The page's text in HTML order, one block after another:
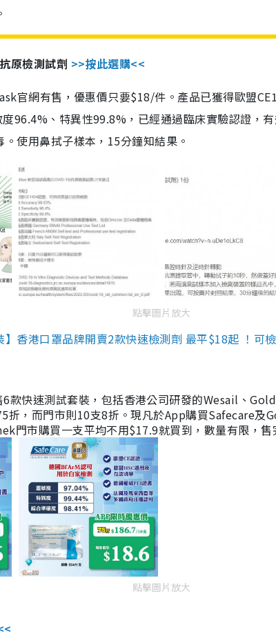
原檢測試劑 >>按此選購<<
官網有售，優惠價只要$18/件。產品已獲得歐盟
96.4%、特異性99.8%，已經通過臨床實驗認證，
使用鼻拭子樣本，15分鐘知結果。
點擊圖片放大
】香港口罩品牌開賣2款快速檢測劑 最平$18起 ！
款快速測試套裝，包括香港公司研發的Wesail、
折，而門市則10支8折。現凡於App購買Safecare
門市購買一支平均不用$17.9就買到，數量有限，售
點擊圖片放大